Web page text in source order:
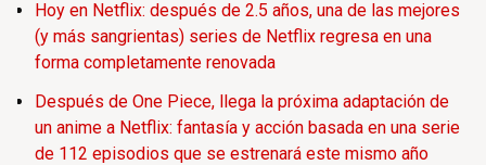
Hoy en Netflix: después de 2.5 años, una de las mejores
(y más sangrientas) series de Netflix regresa en una
forma completamente renovada
Después de One Piece, llega la próxima adaptación de
un anime a Netflix: fantasía y acción basada en una serie
de 112 episodios que se estrenará este mismo año